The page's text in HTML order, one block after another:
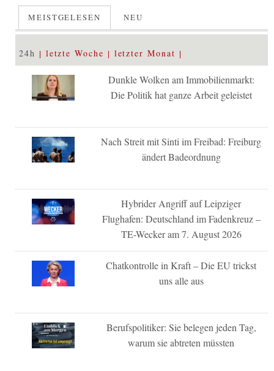
MEISTGELESEN NEU
24h letzte Woche letzter Monat
Dunkle Wolken am Immobilienmarkt:
Die Politik hat ganze Arbeit geleistet
Nach Streit mit Sinti im Freibad: Freiburg
ändert Badeordnung
Hybrider Angriff auf Leipziger
Flughafen: Deutschland im Fadenkreuz –
TE-Wecker am 7. August 2026
Chatkontrolle in Kraft – Die EU trickst
uns alle aus
Berufspolitiker: Sie belegen jeden Tag,
warum sie abtreten müssten